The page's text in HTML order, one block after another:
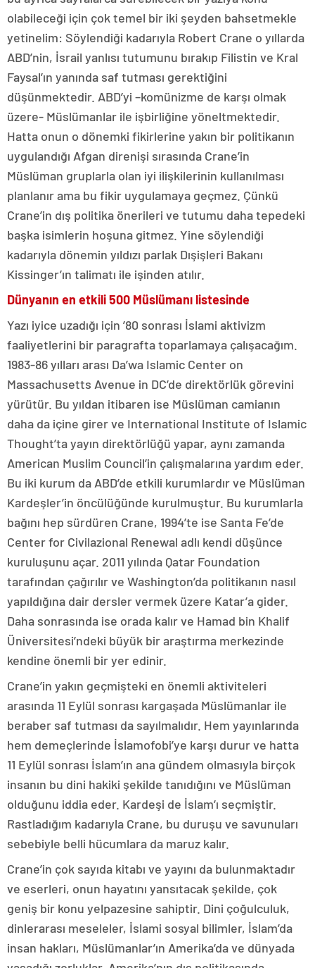
olabileceği için çok temel bir iki şeyden bahsetmekle
yetinelim: Söylendiği kadarıyla Robert Crane o yıllarda
ABD’nin, İsrail yanlısı tutumunu bırakıp Filistin ve Kral
Faysal’ın yanında saf tutması gerektiğini
düşünmektedir. ABD’yi –komünizme de karşı olmak
üzere- Müslümanlar ile işbirliğine yöneltmektedir.
Hatta onun o dönemki fikirlerine yakın bir politikanın
uygulandığı Afgan direnişi sırasında Crane’in
Müslüman gruplarla olan iyi ilişkilerinin kullanılması
planlanır ama bu fikir uygulamaya geçmez. Çünkü
Crane’in dış politika önerileri ve tutumu daha tepedeki
başka isimlerin hoşuna gitmez. Yine söylendiği
kadarıyla dönemin yıldızı parlak Dışişleri Bakanı
Kissinger’ın talimatı ile işinden atılır.
Dünyanın en etkili 500 Müslümanı listesinde
Yazı iyice uzadığı için ’80 sonrası İslami aktivizm
faaliyetlerini bir paragrafta toparlamaya çalışacağım.
1983-86 yılları arası Da’wa Islamic Center on
Massachusetts Avenue in DC’de direktörlük görevini
yürütür. Bu yıldan itibaren ise Müslüman camianın
daha da içine girer ve International Institute of Islamic
Thought’ta yayın direktörlüğü yapar, aynı zamanda
American Muslim Council’in çalışmalarına yardım eder.
Bu iki kurum da ABD’de etkili kurumlardır ve Müslüman
Kardeşler’in öncülüğünde kurulmuştur. Bu kurumlarla
bağını hep sürdüren Crane, 1994’te ise Santa Fe’de
Center for Civilazional Renewal adlı kendi düşünce
kuruluşunu açar. 2011 yılında Qatar Foundation
tarafından çağırılır ve Washington’da politikanın nasıl
yapıldığına dair dersler vermek üzere Katar’a gider.
Daha sonrasında ise orada kalır ve Hamad bin Khalif
Üniversitesi’ndeki büyük bir araştırma merkezinde
kendine önemli bir yer edinir.
Crane’in yakın geçmişteki en önemli aktiviteleri
arasında 11 Eylül sonrası kargaşada Müslümanlar ile
beraber saf tutması da sayılmalıdır. Hem yayınlarında
hem demeçlerinde İslamofobi’ye karşı durur ve hatta
11 Eylül sonrası İslam’ın ana gündem olmasıyla birçok
insanın bu dini hakiki şekilde tanıdığını ve Müslüman
olduğunu iddia eder. Kardeşi de İslam’ı seçmiştir.
Rastladığım kadarıyla Crane, bu duruşu ve savunuları
sebebiyle belli hücumlara da maruz kalır.
Crane’in çok sayıda kitabı ve yayını da bulunmaktadır
ve eserleri, onun hayatını yansıtacak şekilde, çok
geniş bir konu yelpazesine sahiptir. Dini çoğulculuk,
dinlerarası meseleler, İslami sosyal bilimler, İslam’da
insan hakları, Müslümanlar’ın Amerika’da ve dünyada